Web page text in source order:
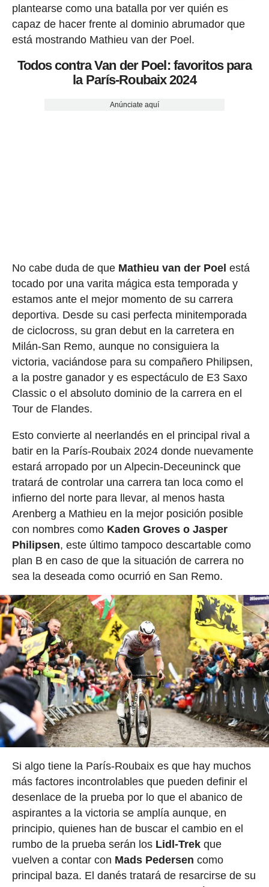
plantearse como una batalla por ver quién es
capaz de hacer frente al dominio abrumador que
está mostrando Mathieu van der Poel.
Todos contra Van der Poel: favoritos para
la París-Roubaix 2024
Anúnciate aquí
No cabe duda de que Mathieu van der Poel está
tocado por una varita mágica esta temporada y
estamos ante el mejor momento de su carrera
deportiva. Desde su casi perfecta minitemporada
de ciclocross, su gran debut en la carretera en
Milán-San Remo, aunque no consiguiera la
victoria, vaciándose para su compañero Philipsen,
a la postre ganador y es espectáculo de E3 Saxo
Classic o el absoluto dominio de la carrera en el
Tour de Flandes.
Esto convierte al neerlandés en el principal rival a
batir en la París-Roubaix 2024 donde nuevamente
estará arropado por un Alpecin-Deceuninck que
tratará de controlar una carrera tan loca como el
infierno del norte para llevar, al menos hasta
Arenberg a Mathieu en la mejor posición posible
con nombres como Kaden Groves o Jasper
Philipsen, este último tampoco descartable como
plan B en caso de que la situación de carrera no
sea la deseada como ocurrió en San Remo.
Si algo tiene la París-Roubaix es que hay muchos
más factores incontrolables que pueden definir el
desenlace de la prueba por lo que el abanico de
aspirantes a la victoria se amplía aunque, en
principio, quienes han de buscar el cambio en el
rumbo de la prueba serán losLidl-Trekque
vuelven a contar con Mads Pedersen como
principal baza. El danés tratará de resarcirse de su